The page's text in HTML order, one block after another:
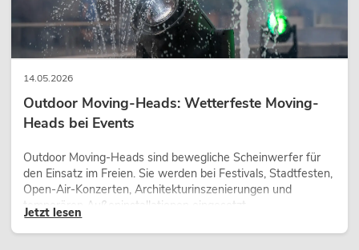
14.05.2026
Outdoor Moving-Heads: Wetterfeste Moving-
Heads bei Events
Outdoor Moving-Heads sind bewegliche Scheinwerfer für
den Einsatz im Freien. Sie werden bei Festivals, Stadtfesten,
Open-Air-Konzerten, Architekturinszenierungen und
temporären Außeninstallationen eingesetzt.
Jetzt lesen